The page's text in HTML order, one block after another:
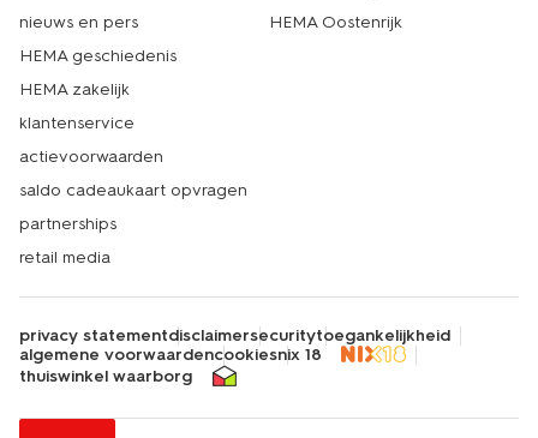
nieuws en pers
HEMA geschiedenis
HEMA zakelijk
klantenservice
actievoorwaarden
saldo cadeaukaart opvragen
partnerships
retail media
HEMA Oostenrijk
privacy statementdisclaimersecuritytoegankelijkheid
algemene voorwaardencookiesnix 18
thuiswinkel waarborg